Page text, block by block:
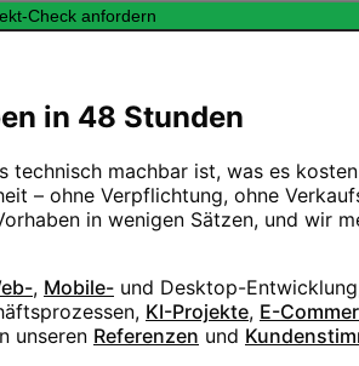
Check anfordern
in 48 Stunden
technisch machbar ist, was es
– ohne Verpflichtung, ohne
in wenigen Sätzen, und wir
, Mobile- und Desktop-
KI-Projekte, E-
unseren Referenzen und